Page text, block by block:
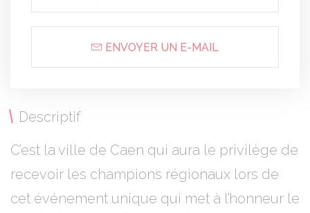
ENVOYER UN E-MAIL
Descriptif
C’est la ville de Caen qui aura le privilège de
recevoir les champions régionaux lors de
cet événement unique qui met à l’honneur le